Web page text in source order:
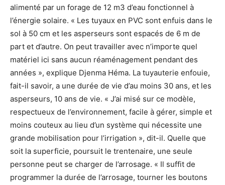
alimenté par un forage de 12 m3 d’eau fonctionnel à
l’énergie solaire. « Les tuyaux en PVC sont enfuis dans le
sol à 50 cm et les asperseurs sont espacés de 6 m de
part et d’autre. On peut travailler avec n’importe quel
matériel ici sans aucun réaménagement pendant des
années », explique Djenma Héma. La tuyauterie enfouie,
fait-il savoir, a une durée de vie d’au moins 30 ans, et les
asperseurs, 10 ans de vie. « J’ai misé sur ce modèle,
respectueux de l’environnement, facile à gérer, simple et
moins couteux au lieu d’un système qui nécessite une
grande mobilisation pour l’irrigation », dit-il. Quelle que
soit la superficie, poursuit le trentenaire, une seule
personne peut se charger de l’arrosage. « Il suffit de
programmer la durée de l’arrosage, tourner les boutons